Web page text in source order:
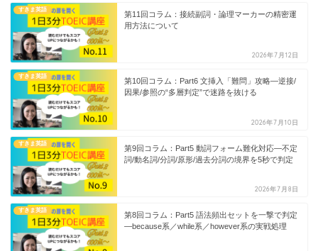
すきま英語
第11回コラム：接続副詞・論理マーカーの精密運
用方法について
2026年7月12日
すきま英語
第10回コラム：Part6 文挿入「難問」攻略—逆接/
因果/参照の“多層判定”で迷路を抜ける
2026年7月10日
すきま英語
第9回コラム：Part5 動詞フォーム難化対応—不定
詞/動名詞/分詞/原形/過去分詞の境界を5秒で判定
2026年7月8日
すきま英語
第8回コラム：Part5 語法頻出セットを一撃で判定
—because系／while系／however系の実戦処理